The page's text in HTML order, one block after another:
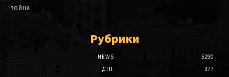
ВОЙНА
Рубрики
NEWS
5290
ДТП
377